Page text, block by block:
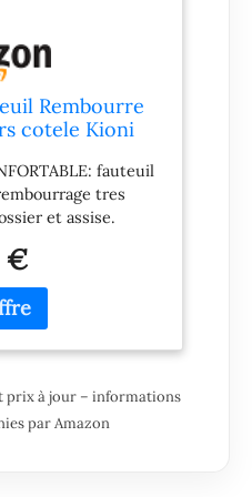
Rembourre
cotele Kioni
a 150 kg,
et TV pour
fauteuil
tres
et assise.
STYLE MODERNE:
actuel et
nettes,
avec
pieds en bois brun
en bois d hevea
et durable. Charge
€
prix à jour – informations
par Amazon